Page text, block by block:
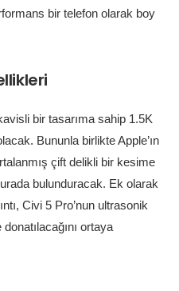
bir telefon olarak boy
bir tasarıma sahip 1.5K
Bununla birlikte Apple’ın
çift delikli bir kesime
bulunduracak. Ek olarak
Civi 5 Pro’nun ultrasonik
ortaya